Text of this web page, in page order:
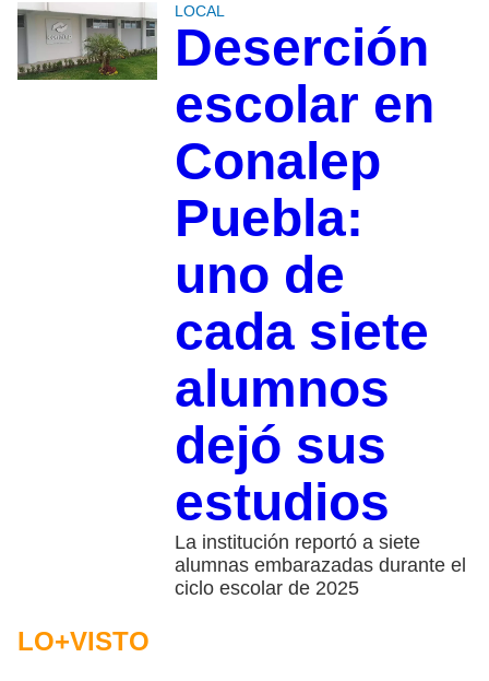
LOCAL
Deserción
escolar en
Conalep
Puebla:
uno de
cada siete
alumnos
dejó sus
estudios
La institución reportó a siete
alumnas embarazadas durante el
ciclo escolar de 2025
LO+VISTO